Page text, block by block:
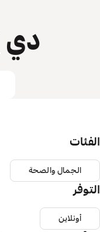
دي
الفئات
الجمال والصحة
التوفر
أونلاين